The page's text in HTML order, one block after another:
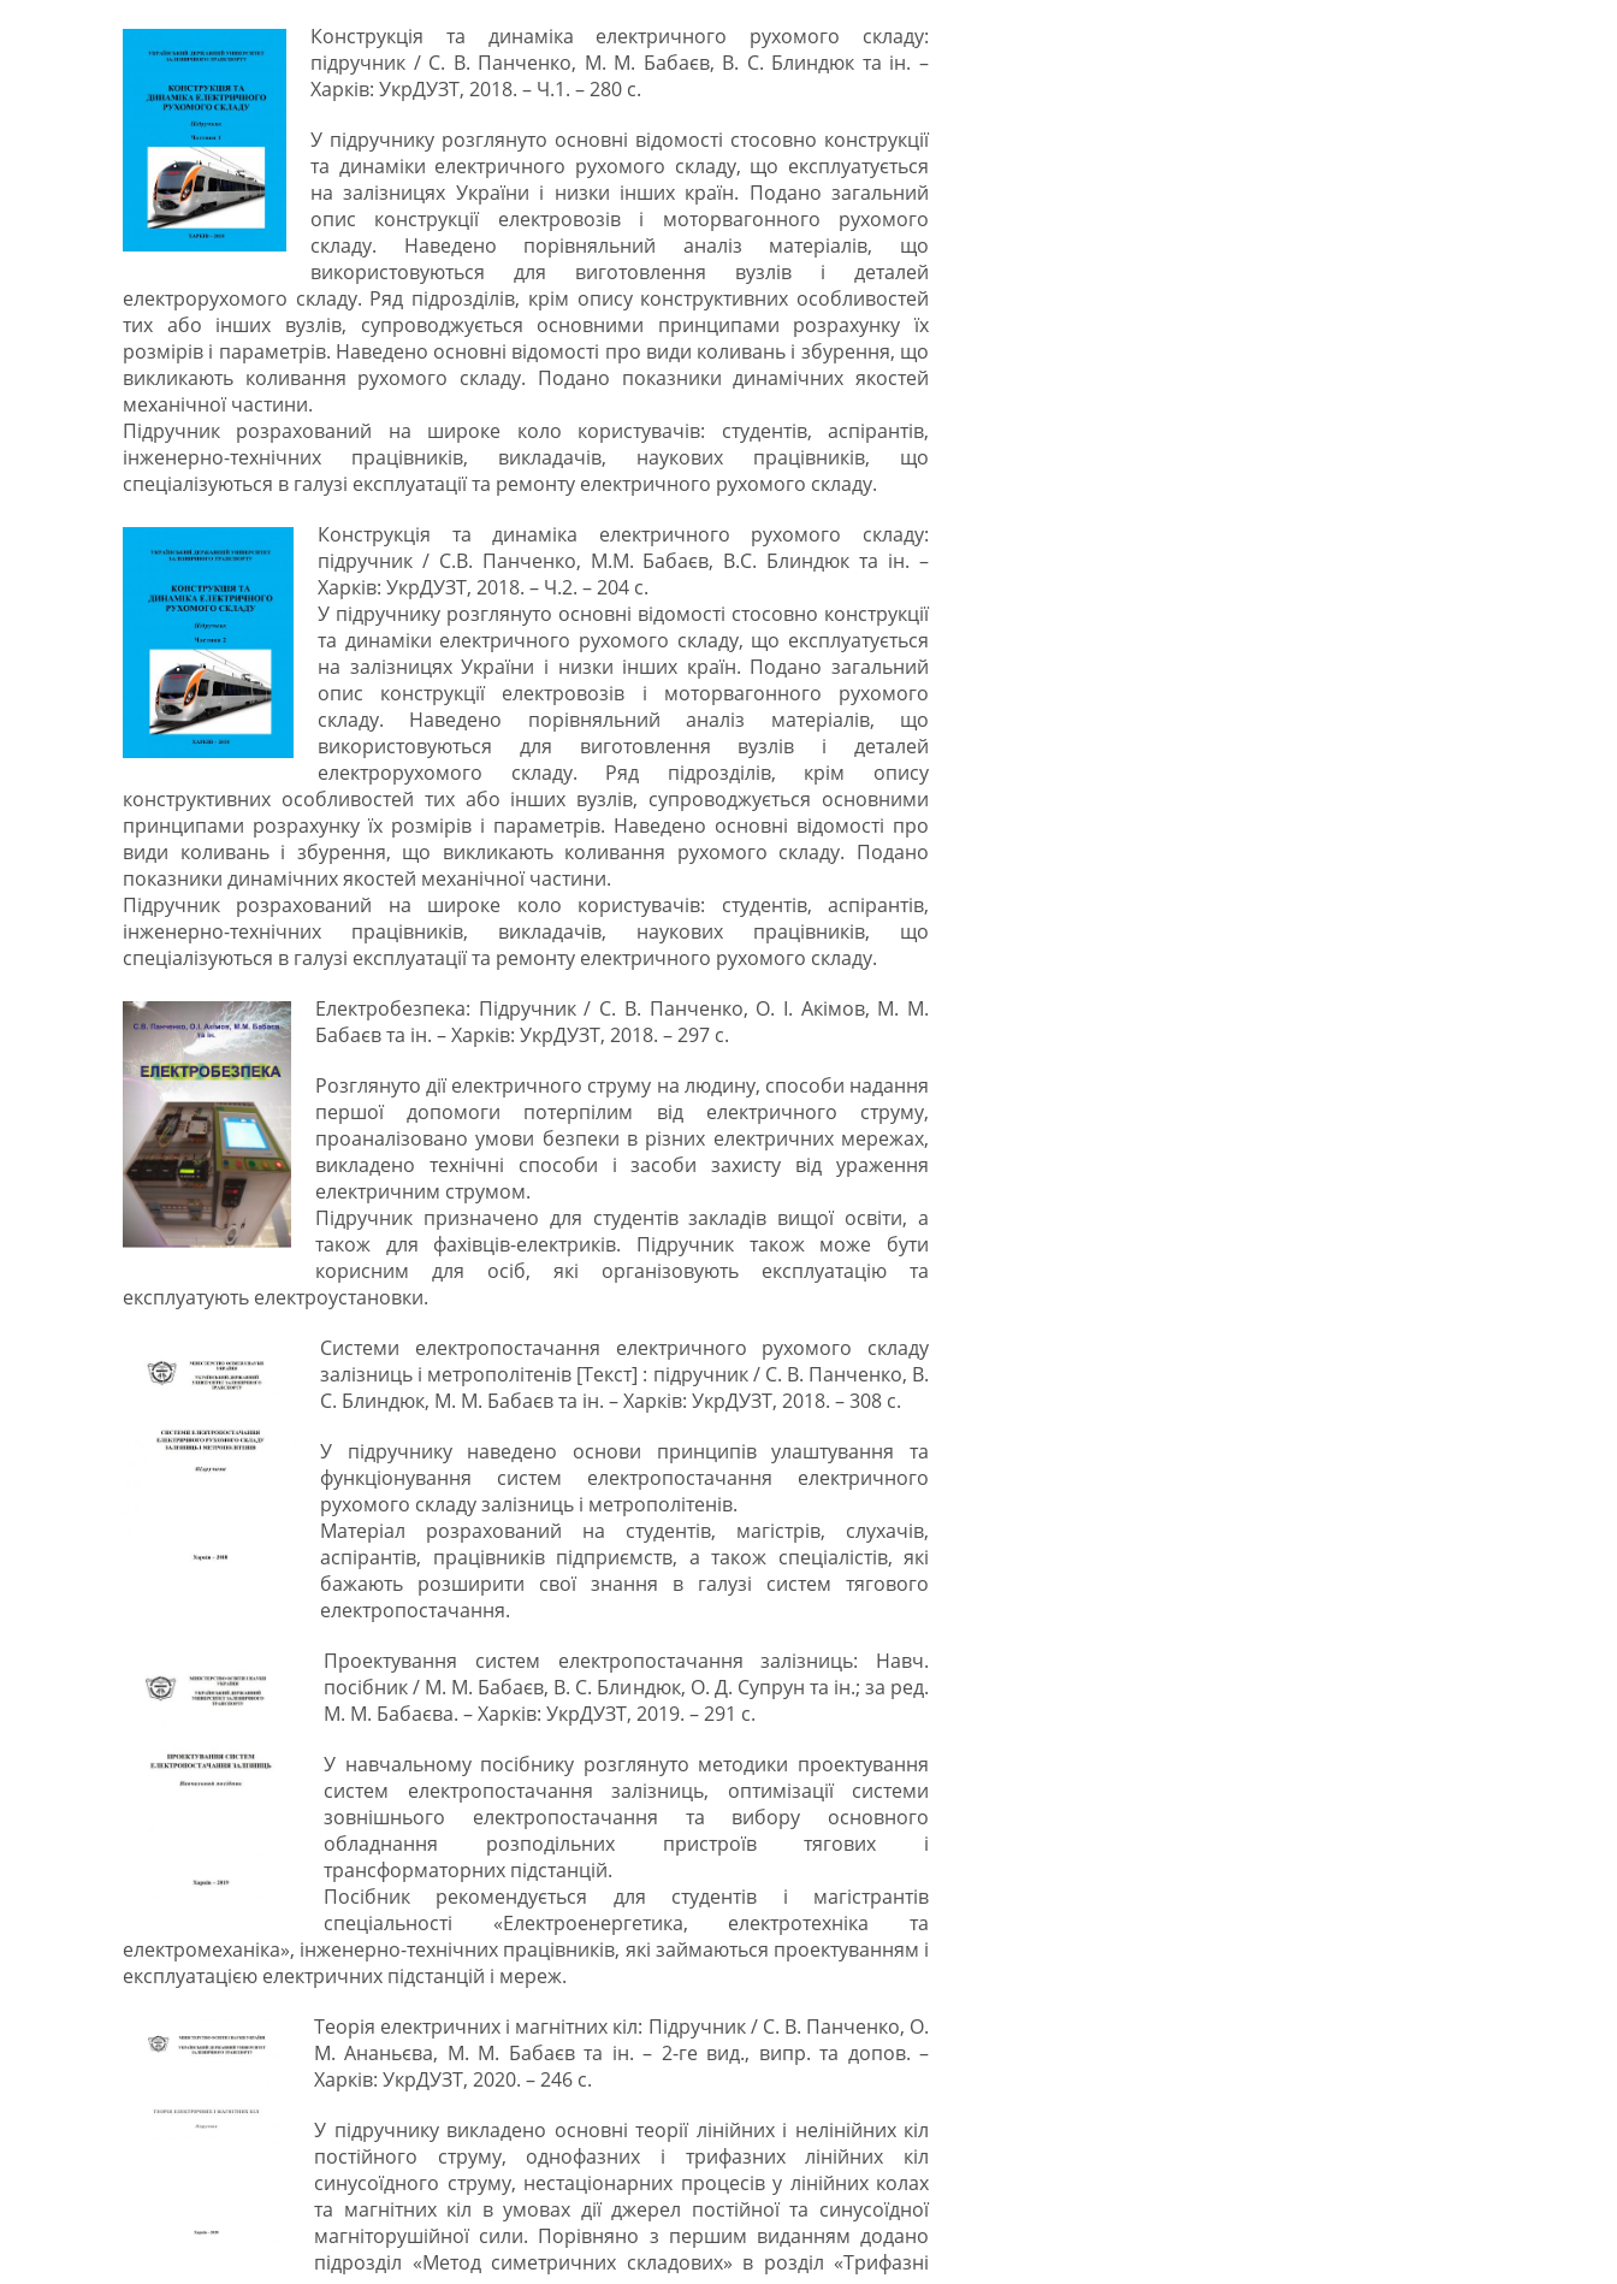
Конструкція та динаміка електричного рухомого складу:
підручник / C. В. Панченко, М. М. Бабаєв, В. С. Блиндюк та ін. –
Харків: УкрДУЗТ, 2018. – Ч.1. – 280 с.
У підручнику розглянуто основні відомості стосовно конструкції
та динаміки електричного рухомого складу, що експлуатується
на залізницях України і низки інших країн. Подано загальний
опис конструкції електровозів і моторвагонного рухомого
складу. Наведено порівняльний аналіз матеріалів, що
використовуються для виготовлення вузлів і деталей
електрорухомого складу. Ряд підрозділів, крім опису конструктивних особливостей
тих або інших вузлів, супроводжується основними принципами розрахунку їх
розмірів і параметрів. Наведено основні відомості про види коливань і збурення, що
викликають коливання рухомого складу. Подано показники динамічних якостей
механічної частини.
Підручник розрахований на широке коло користувачів: студентів, аспірантів,
інженерно-технічних працівників, викладачів, наукових працівників, що
спеціалізуються в галузі експлуатації та ремонту електричного рухомого складу.
Конструкція та динаміка електричного рухомого складу:
підручник / C.В. Панченко, М.М. Бабаєв, В.С. Блиндюк та ін. –
Харків: УкрДУЗТ, 2018. – Ч.2. – 204 с.
У підручнику розглянуто основні відомості стосовно конструкції
та динаміки електричного рухомого складу, що експлуатується
на залізницях України і низки інших країн. Подано загальний
опис конструкції електровозів і моторвагонного рухомого
складу. Наведено порівняльний аналіз матеріалів, що
використовуються для виготовлення вузлів і деталей
електрорухомого складу. Ряд підрозділів, крім опису
конструктивних особливостей тих або інших вузлів, супроводжується основними
принципами розрахунку їх розмірів і параметрів. Наведено основні відомості про
види коливань і збурення, що викликають коливання рухомого складу. Подано
показники динамічних якостей механічної частини.
Підручник розрахований на широке коло користувачів: студентів, аспірантів,
інженерно-технічних працівників, викладачів, наукових працівників, що
спеціалізуються в галузі експлуатації та ремонту електричного рухомого складу.
Електробезпека: Підручник / С. В. Панченко, О. І. Акімов, М. М.
Бабаєв та ін. – Харків: УкрДУЗТ, 2018. – 297 с.
Розглянуто дії електричного струму на людину, способи надання
першої допомоги потерпілим від електричного струму,
проаналізовано умови безпеки в різних електричних мережах,
викладено технічні способи і засоби захисту від ураження
електричним струмом.
Підручник призначено для студентів закладів вищої освіти, а
також для фахівців-електриків. Підручник також може бути
корисним для осіб, які організовують експлуатацію та
експлуатують електроустановки.
Системи електропостачання електричного рухомого складу
залізниць і метрополітенів [Текст] : підручник / С. В. Панченко, В.
С. Блиндюк, М. М. Бабаєв та ін. – Харків: УкрДУЗТ, 2018. – 308 с.
У підручнику наведено основи принципів улаштування та
функціонування систем електропостачання електричного
рухомого складу залізниць і метрополітенів.
Матеріал розрахований на студентів, магістрів, слухачів,
аспірантів, працівників підприємств, а також спеціалістів, які
бажають розширити свої знання в галузі систем тягового
електропостачання.
Проектування систем електропостачання залізниць: Навч.
посібник / М. М. Бабаєв, В. С. Блиндюк, О. Д. Супрун та ін.; за ред.
М. М. Бабаєва. – Харків: УкрДУЗТ, 2019. – 291 с.
У навчальному посібнику розглянуто методики проектування
систем електропостачання залізниць, оптимізації системи
зовнішнього електропостачання та вибору основного
обладнання розподільних пристроїв тягових і
трансформаторних підстанцій.
Посібник рекомендується для студентів і магістрантів
спеціальності «Електроенергетика, електротехніка та
електромеханіка», інженерно-технічних працівників, які займаються проектуванням і
експлуатацією електричних підстанцій і мереж.
Теорія електричних і магнітних кіл: Підручник / С. В. Панченко, О.
М. Ананьєва, М. М. Бабаєв та ін. – 2-ге вид., випр. та допов. –
Харків: УкрДУЗТ, 2020. – 246 с.
У підручнику викладено основні теорії лінійних і нелінійних кіл
постійного струму, однофазних і трифазних лінійних кіл
синусоїдного струму, нестаціонарних процесів у лінійних колах
та магнітних кіл в умовах дії джерел постійної та синусоїдної
магніторушійної сили. Порівняно з першим виданням додано
підрозділ «Метод симетричних складових» в розділ «Трифазні